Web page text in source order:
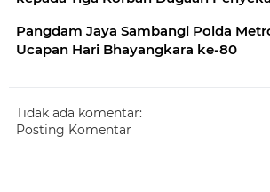
Pangdam Jaya Sambangi Polda
Ucapan Hari Bhayangkara ke-80
Tidak ada komentar:
Posting Komentar